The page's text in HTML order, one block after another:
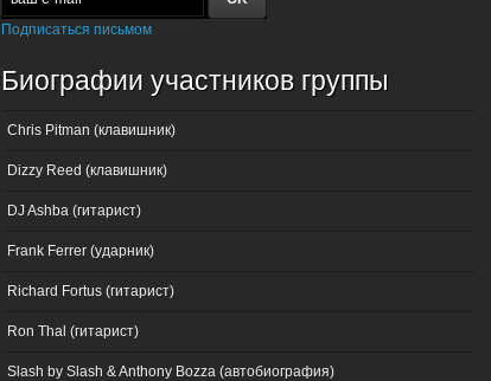
Подписаться письмом
Биографии участников группы
Chris Pitman (клавишник)
Dizzy Reed (клавишник)
DJ Ashba (гитарист)
Frank Ferrer (ударник)
Richard Fortus (гитарист)
Ron Thal (гитарист)
Slash by Slash & Anthony Bozza (автобиография)